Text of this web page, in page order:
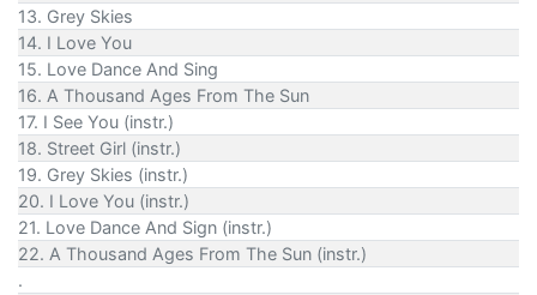
13. Grey Skies
14. I Love You
15. Love Dance And Sing
16. A Thousand Ages From The Sun
17. I See You (instr.)
18. Street Girl (instr.)
19. Grey Skies (instr.)
20. I Love You (instr.)
21. Love Dance And Sign (instr.)
22. A Thousand Ages From The Sun (instr.)
.